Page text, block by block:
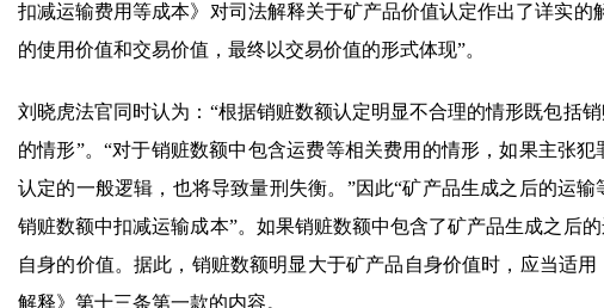
扣减运输费用等成本》对司法解释关于矿产品价值认定作出了详实
的使用价值和交易价值，最终以交易价值的形式体现”。
刘晓虎法官同时认为：“根据销赃数额认定明显不合理的情形既包括
的情形”。“对于销赃数额中包含运费等相关费用的情形，如果主张
认定的一般逻辑，也将导致量刑失衡。”因此“矿产品生成之后的运
销赃数额中扣减运输成本”。如果销赃数额中包含了矿产品生成之后
自身的价值。据此，销赃数额明显大于矿产品自身价值时，应当适
解释》第十三条第一款的内容。